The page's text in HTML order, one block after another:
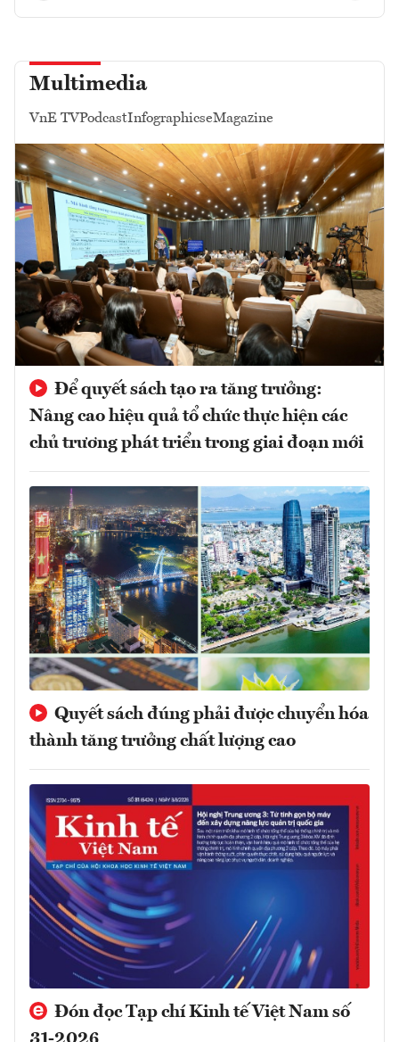
Multimedia
VnE TVPodcastInfographicseMagazine
Để quyết sách tạo ra tăng trưởng:
Nâng cao hiệu quả tổ chức thực hiện các
chủ trương phát triển trong giai đoạn mới
Quyết sách đúng phải được chuyển hóa
thành tăng trưởng chất lượng cao
Đón đọc Tạp chí Kinh tế Việt Nam số